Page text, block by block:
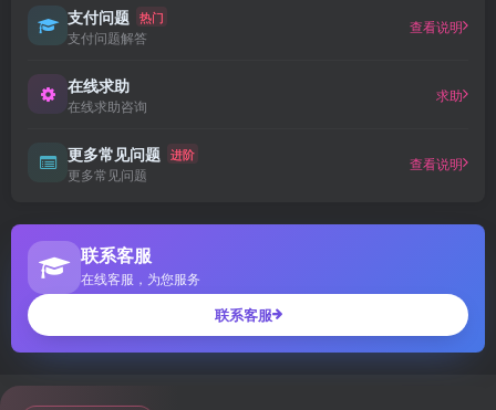
支付问题 热门
支付问题解答
查看说明
在线求助
在线求助咨询
求助
更多常见问题 进阶
更多常见问题
查看说明
联系客服
在线客服，为您服务
联系客服